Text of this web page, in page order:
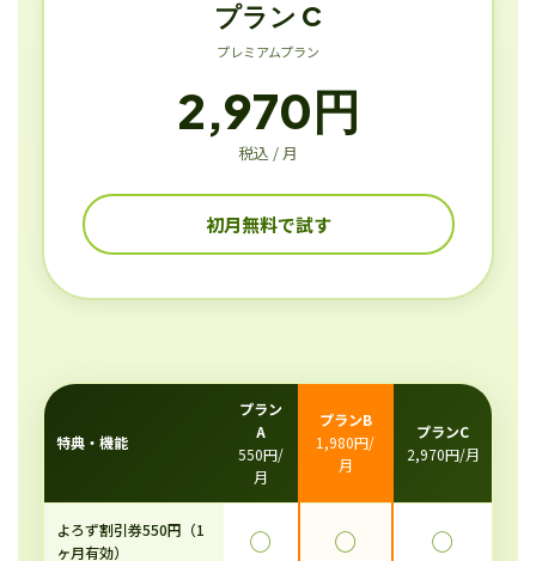
プラン C
プレミアムプラン
2,970円
税込 / 月
初月無料で試す
特典・機能
プラン
A
550円/
月
プランB
1,980円/
月
プランC
2,970円/月
よろず割引券550円（1
ヶ月有効）
◯ ◯ ◯